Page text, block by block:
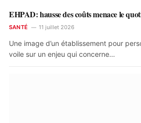
EHPAD: hausse des coûts menace le
SANTÉ 11 juillet 2026
Une image d’un établissement pour
voile sur un enjeu qui concerne…